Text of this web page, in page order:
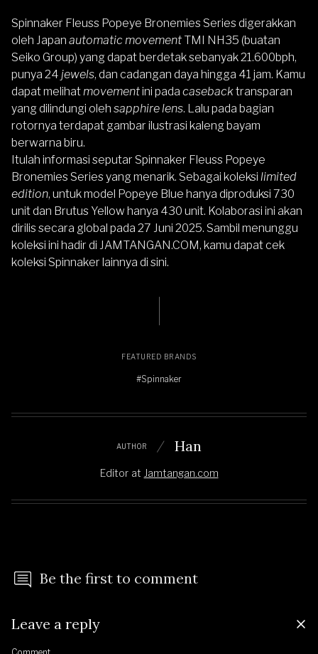
Spinnaker Fleuss Popeye Bronemies Series digerakkan
oleh Japan automatic movement TMI NH35 (buatan
Seiko Group) yang dapat berdetak sebanyak 21.600bph,
punya 24 jewels, dan cadangan daya hingga 41 jam. Kamu
dapat melihatmovementini pada casebacktransparan
yang dilindungi oleh sapphire lens. Lalu pada bagian
rotornya terdapat gambar ilustrasi kaleng bayam
berwarna biru.
Itulah informasi seputar Spinnaker Fleuss Popeye
Bronemies Series yang menarik. Sebagai koleksi limited
edition, untuk model Popeye Blue hanya diproduksi 730
unit dan Brutus Yellow hanya 430 unit. Kolaborasi ini akan
dirilis secara global pada 27 Juni 2025. Sambil menunggu
koleksi ini hadir di JAMTANGAN.COM, kamu dapatcek
koleksi Spinnaker lainnya di sini.
FEATURED BRANDS
#Spinnaker
AUTHOR Han
Editor at Jamtangan.com
Be the first to comment
Leave a reply